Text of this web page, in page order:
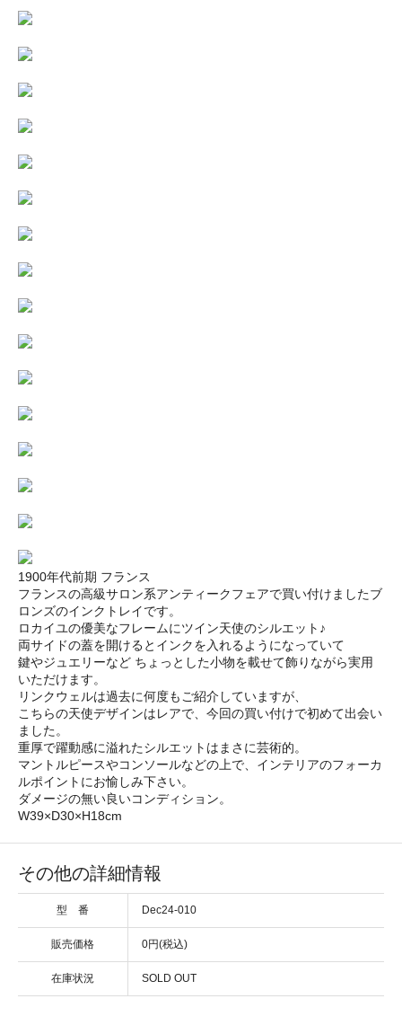
1900年代前期 フランス
フランスの高級サロン系アンティークフェアで買い付けましたブ
ロンズのインクトレイです。
ロカイユの優美なフレームにツイン天使のシルエット♪
両サイドの蓋を開けるとインクを入れるようになっていて
鍵やジュエリーなど ちょっとした小物を載せて飾りながら実用
いただけます。
リンクウェルは過去に何度もご紹介していますが、
こちらの天使デザインはレアで、今回の買い付けで初めて出会い
ました。
重厚で躍動感に溢れたシルエットはまさに芸術的。
マントルピースやコンソールなどの上で、インテリアのフォーカ
ルポイントにお愉しみ下さい。
ダメージの無い良いコンディション。
W39×D30×H18cm
その他の詳細情報
型 番 Dec24-010
販売価格 0円(税込)
在庫状況 SOLD OUT